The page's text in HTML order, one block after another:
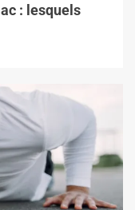
: lesquels